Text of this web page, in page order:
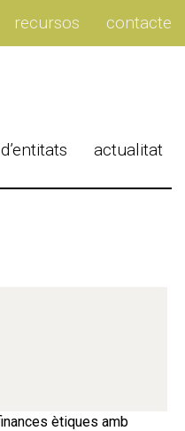
recursos contacte
actualitat
ètiques amb